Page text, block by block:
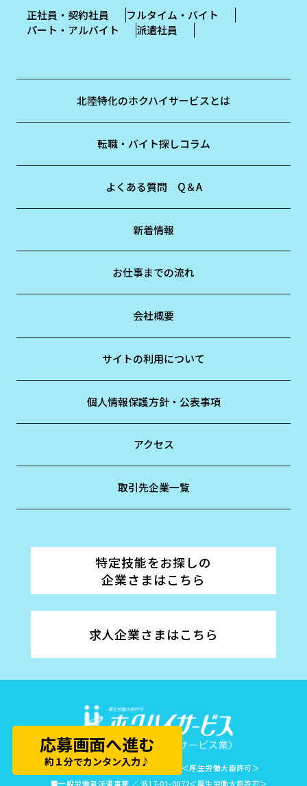
応募画面へ進む
約１分でカンタン入力♪
正社員・契約社員
フルタイム・バイト
パート・アルバイト
派遣社員
北陸特化のホクハイサービスとは
転職・バイト探しコラム
よくある質問 Q＆A
新着情報
お仕事までの流れ
会社概要
サイトの利用について
個人情報保護方針・公表事項
アクセス
取引先企業一覧
特定技能をお探しの
企業さまはこちら
求人企業さまはこちら
■有料職業紹介事業 ／ 17-ユ-010007＜厚生労働大臣許可＞
■一般労働者派遣事業 ／ 派17-01-0072＜厚生労働大臣許可＞